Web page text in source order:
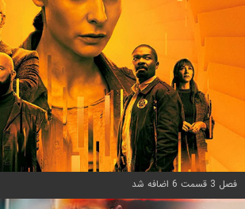
فصل 3 قسمت 6 اضافه شد